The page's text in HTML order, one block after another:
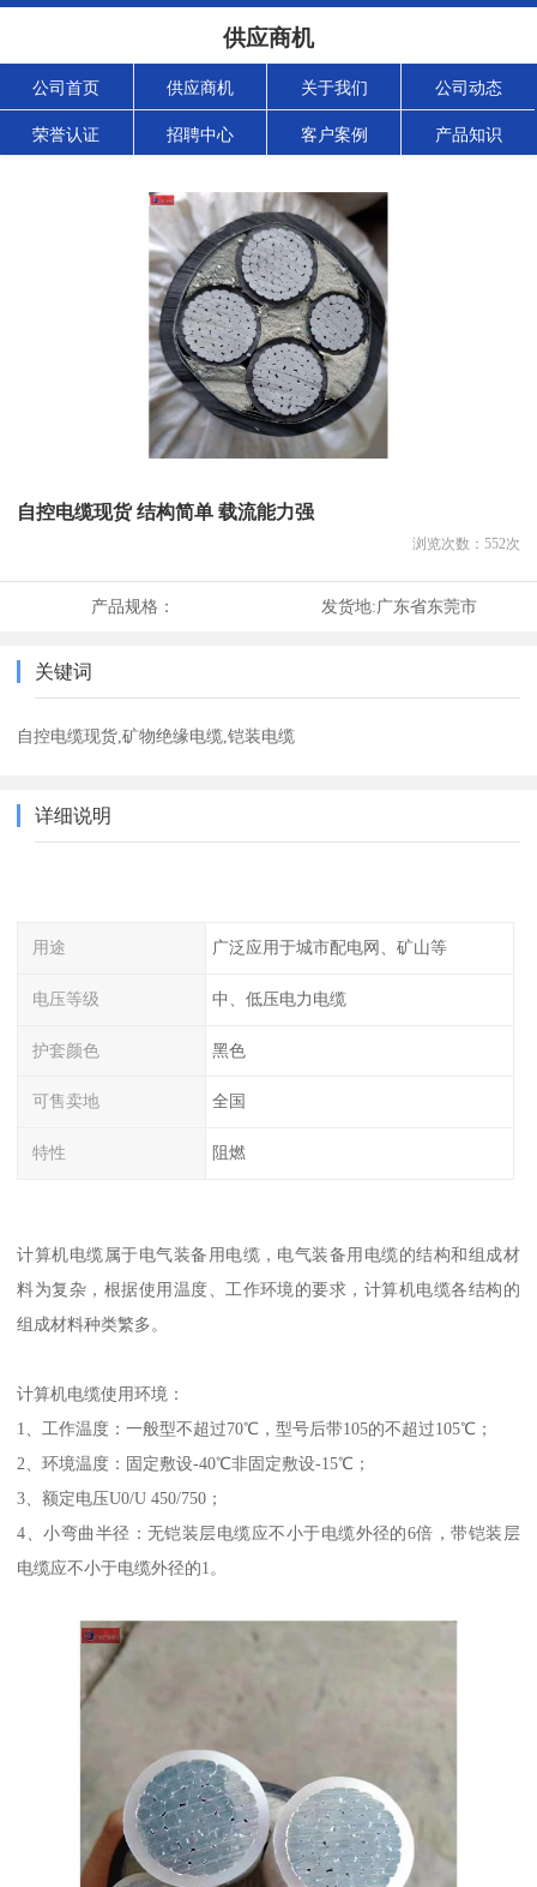
供应商机
公司首页 供应商机 关于我们 公司动态
荣誉认证 招聘中心 客户案例 产品知识
自控电缆现货 结构简单 载流能力强
浏览次数： 552次
产品规格： 发货地:广东省东莞市
关键词
自控电缆现货,矿物绝缘电缆,铠装电缆
详细说明
用途 广泛应用于城市配电网、矿山等
电压等级 中、低压电力电缆
护套颜色 黑色
可售卖地 全国
特性 阻燃
计算机电缆属于电气装备用电缆，电气装备用电缆的结构和组成材
料为复杂，根据使用温度、工作环境的要求，计算机电缆各结构的
组成材料种类繁多。
计算机电缆使用环境：
1、工作温度：一般型不超过70℃，型号后带105的不超过105℃；
2、环境温度：固定敷设-40℃非固定敷设-15℃；
3、额定电压U0/U 450/750；
4、小弯曲半径：无铠装层电缆应不小于电缆外径的6倍，带铠装层
电缆应不小于电缆外径的1。